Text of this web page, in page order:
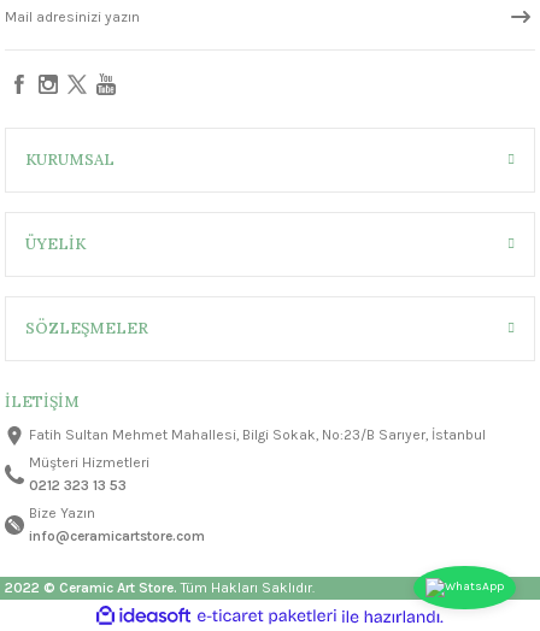
KURUMSAL
ÜYELİK
SÖZLEŞMELER
İLETİŞİM
Fatih Sultan Mehmet Mahallesi, Bilgi Sokak, No:23/B Sarıyer, İstanbul
Müşteri Hizmetleri
0212 323 13 53
Bize Yazın
info@ceramicartstore.com
2022 © Ceramic Art Store. Tüm Hakları Saklıdır.
ideasoft
e-